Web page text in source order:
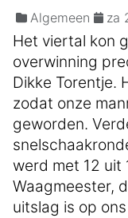
Algemeen za
Het viertal kon
overwinning
Dikke Torentje.
zodat onze
geworden.
werd met 12 uit
Waagmeester,
uitslag is op